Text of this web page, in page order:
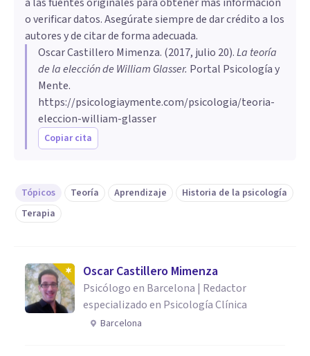
o verificar datos. Asegúrate siempre de dar crédito a los
autores y de citar de forma adecuada.
Oscar Castillero Mimenza. (2017, julio 20).La teoría
de la elección de William Glasser. Portal Psicología y
Mente.
https://psicologiaymente.com/psicologia/teoria-
eleccion-william-glasser
Copiar cita
Tópicos Teoría Aprendizaje
Historia de la psicología
Terapia
Oscar Castillero Mimenza
Psicólogo en Barcelona | Redactor
especializado en Psicología Clínica
Barcelona